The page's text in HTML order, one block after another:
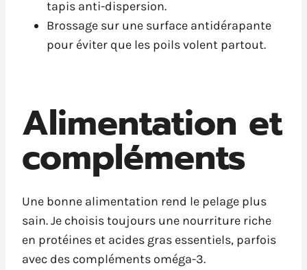
tapis anti-dispersion.
Brossage sur une surface antidérapante
pour éviter que les poils volent partout.
Alimentation et
compléments
Une bonne alimentation rend le pelage plus
sain. Je choisis toujours une nourriture riche
en protéines et acides gras essentiels, parfois
avec des compléments oméga-3.